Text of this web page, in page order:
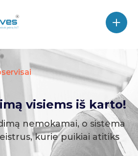
visiems iš karto!
nemokamai, o sistema
kurie puikiai atitiks